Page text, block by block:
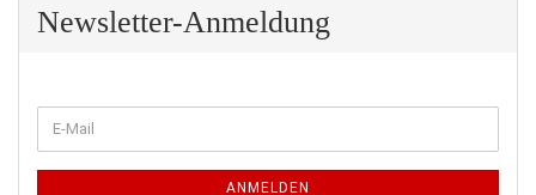
Newsletter-Anmeldung
ZUR
NEWSLETTER-
E-
Mail
ANMELDEN